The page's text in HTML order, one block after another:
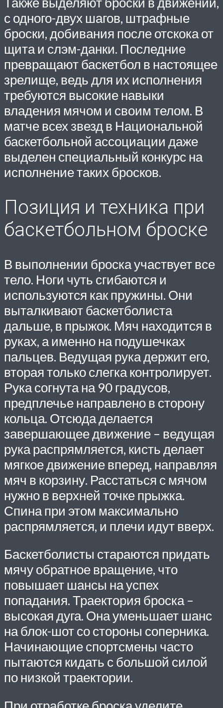
с одного-двух шагов, штрафные
броски, добивания после отскока от
щита и слэм-данки. Последние
превращают баскетбол в настоящее
зрелище, ведь для их исполнения
требуются высокие навыки
владения мячом и своим телом. В
матче всех звезд в Национальной
баскетбольной ассоциации даже
выделен специальный конкурс на
исполнение таких бросков.
Позиция и техника при
баскетбольном броске
В выполнении броска участвует все
тело. Ноги чуть сгибаются и
используются как пружины. Они
выталкивают баскетболиста
дальше, в прыжок. Мяч находится в
руках, а именно на подушечках
пальцев. Ведущая рука держит его,
вторая только слегка контролирует.
Рука согнута на 90 градусов,
предплечье направлено в сторону
кольца. Отсюда делается
завершающее движение – ведущая
рука распрямляется, кисть делает
мягкое движение вперед, направляя
мяч в корзину. Расстаться с мячом
нужно в верхней точке прыжка.
Спина при этом максимально
распрямляется, и плечи идут вверх.
Баскетболисты стараются придать
мячу обратное вращение, что
повышает шансы на успех
попадания. Траектория броска –
высокая дуга. Она уменьшает шанс
на блок-шот со стороны соперника.
Начинающие спортсмены часто
пытаются кидать с большой силой
по низкой траектории.